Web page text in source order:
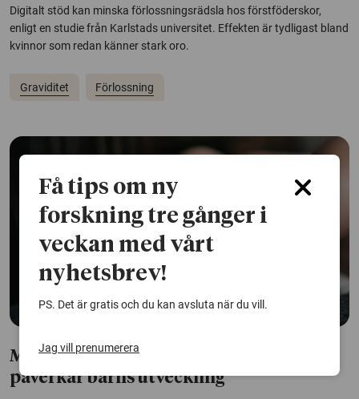
Digitalt stöd kan minska förlossningsrädsla hos förstföderskor,
enligt en studie från Karlstads universitet. Effekten är tydligast bland
kvinnor som redan känner stark oro.
Graviditet Förlossning
Miljögifter och stress under graviditet
påverkar barns utveckling
Få tips om ny
forskning tre gånger i
veckan med vårt
nyhetsbrev!
PS. Det är gratis och du kan avsluta när du vill.
Jag vill prenumerera